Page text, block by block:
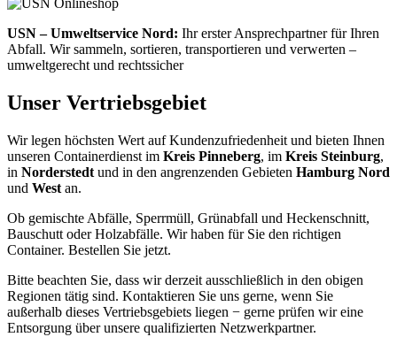
USN – Umweltservice Nord: Ihr erster Ansprechpartner für Ihren
Abfall. Wir sammeln, sortieren, transportieren und verwerten –
umweltgerecht und rechtssicher
Unser Vertriebsgebiet
Wir legen höchsten Wert auf Kundenzufriedenheit und bieten Ihnen
unseren Containerdienst im Kreis Pinneberg, im Kreis Steinburg,
in Norderstedt und in den angrenzenden Gebieten Hamburg Nord
und West an.
Ob gemischte Abfälle, Sperrmüll, Grünabfall und Heckenschnitt,
Bauschutt oder Holzabfälle. Wir haben für Sie den richtigen
Container. Bestellen Sie jetzt.
Bitte beachten Sie, dass wir derzeit ausschließlich in den obigen
Regionen tätig sind. Kontaktieren Sie uns gerne, wenn Sie
außerhalb dieses Vertriebsgebiets liegen − gerne prüfen wir eine
Entsorgung über unsere qualifizierten Netzwerkpartner.